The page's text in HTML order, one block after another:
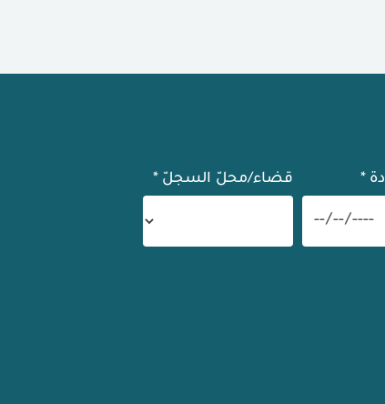
* قضاء/محلّ السجلّ *